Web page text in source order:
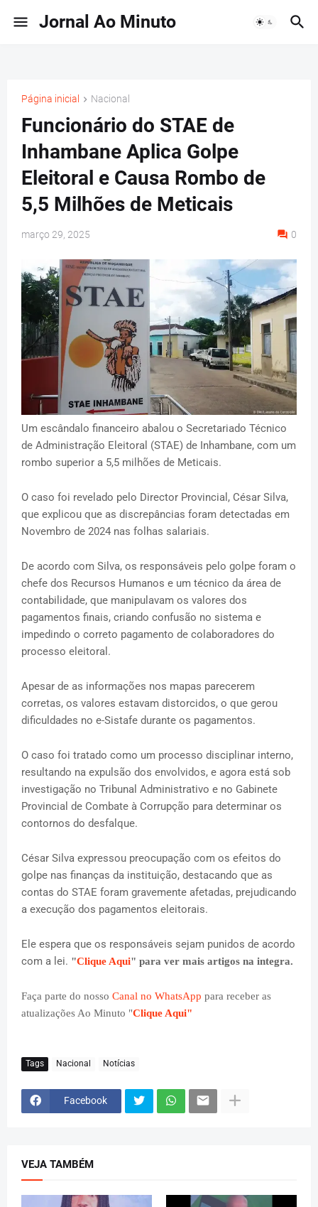
Jornal Ao Minuto
Página inicial Nacional
Funcionário do STAE de
Inhambane Aplica Golpe
Eleitoral e Causa Rombo de
5,5 Milhões de Meticais
março 29, 2025 0
Um escândalo financeiro abalou o Secretariado Técnico
de Administração Eleitoral (STAE) de Inhambane, com um
rombo superior a 5,5 milhões de Meticais.
O caso foi revelado pelo Director Provincial, César Silva,
que explicou que as discrepâncias foram detectadas em
Novembro de 2024 nas folhas salariais.
De acordo com Silva, os responsáveis pelo golpe foram o
chefe dos Recursos Humanos e um técnico da área de
contabilidade, que manipulavam os valores dos
pagamentos finais, criando confusão no sistema e
impedindo o correto pagamento de colaboradores do
processo eleitoral.
Apesar de as informações nos mapas parecerem
corretas, os valores estavam distorcidos, o que gerou
dificuldades no e-Sistafe durante os pagamentos.
O caso foi tratado como um processo disciplinar interno,
resultando na expulsão dos envolvidos, e agora está sob
investigação no Tribunal Administrativo e no Gabinete
Provincial de Combate à Corrupção para determinar os
contornos do desfalque.
César Silva expressou preocupação com os efeitos do
golpe nas finanças da instituição, destacando que as
contas do STAE foram gravemente afetadas, prejudicando
a execução dos pagamentos eleitorais.
Ele espera que os responsáveis sejam punidos de acordo
com a lei. "Clique Aqui" para ver mais artigos na integra.
Faça parte do nosso Canal no WhatsApp para receber as
atualizações Ao Minuto "Clique Aqui"
Tags Nacional Notícias
Facebook
VEJA TAMBÉM